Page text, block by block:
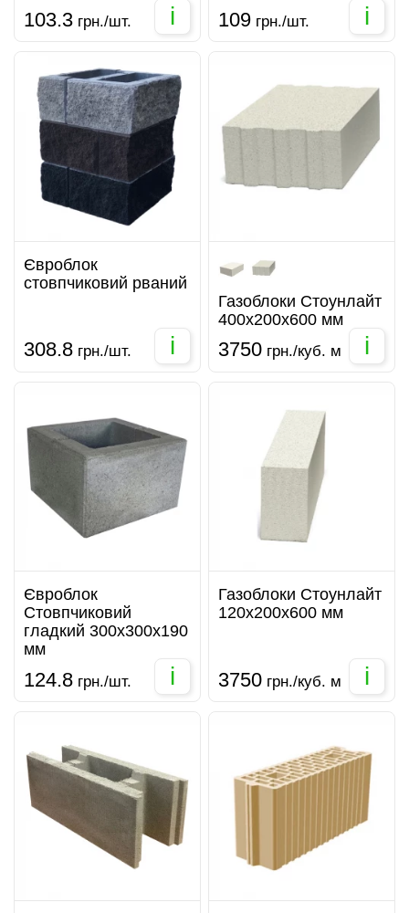
103.3 грн./шт. i 109 грн./шт. i
Євроблок
стовпчиковий рваний
308.8 грн./шт. i
Газоблоки Стоунлайт
400x200x600 мм
3750 грн./куб. м i
Євроблок
Стовпчиковий
гладкий 300х300х190
мм
124.8 грн./шт. i
Газоблоки Стоунлайт
120x200x600 мм
3750 грн./куб. м i